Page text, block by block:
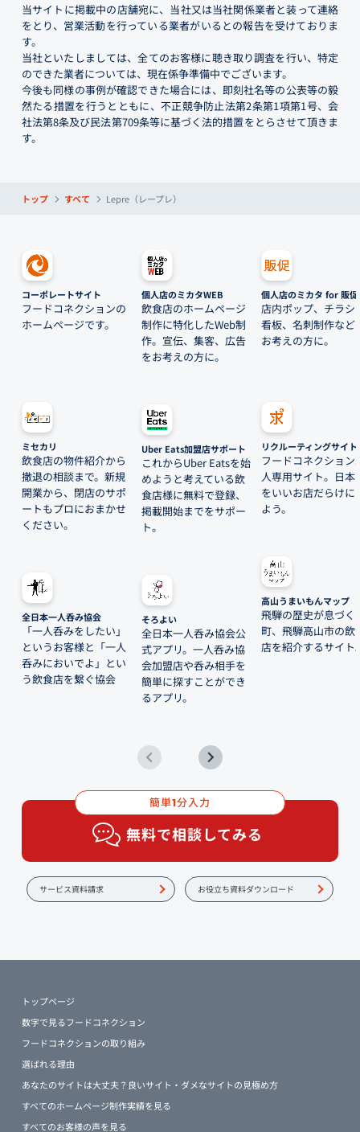
当サイトに掲載中の店舗宛に、当社又は当社関係業者と装って連絡
をとり、営業活動を行っている業者がいるとの報告を受けておりま
す。
当社といたしましては、全てのお客様に聴き取り調査を行い、特定
のできた業者については、現在係争準備中でございます。
今後も同様の事例が確認できた場合には、即刻社名等の公表等の毅
然たる措置を行うとともに、不正競争防止法第2条第1項第1号、会
社法第8条及び民法第709条等に基づく法的措置をとらさせて頂きま
す。
トップ すべて Lepre（レープレ）
コーポレートサイト
フードコネクションの
ホームページです。
ミセカリ
飲食店の物件紹介から
撤退の相談まで。新規
開業から、閉店のサポ
ートもプロにおまかせ
ください。
全日本一人呑み協会
「一人呑みをしたい」
というお客様と「一人
呑みにおいでよ」とい
う飲食店を繋ぐ協会
個人店のミカタWEB
飲食店のホームページ
制作に特化したWeb制
作。宣伝、集客、広告
をお考えの方に。
Uber Eats加盟店サポート
これからUber Eatsを始
めようと考えている飲
食店様に無料で登録、
掲載開始までをサポー
ト。
そろよい
全日本一人呑み協会公
式アプリ。一人呑み協
会加盟店や呑み相手を
簡単に探すことができ
るアプリ。
個人店のミカタ for 販促
店内ポップ、チラシ
看板、名刺制作など
お考えの方に。
リクルーティングサイト
フードコネクション
人専用サイト。日本
をいいお店だらけに
よう。
高山うまいもんマップ
飛騨の歴史が息づく
町、飛騨高山市の飲
店を紹介するサイト
簡単1分入力
無料で相談してみる
サービス資料請求 お役立ち資料ダウンロード
トップページ
数字で見るフードコネクション
フードコネクションの取り組み
選ばれる理由
あなたのサイトは大丈夫？良いサイト・ダメなサイトの見極め方
すべてのホームページ制作実績を見る
すべてのお客様の声を見る